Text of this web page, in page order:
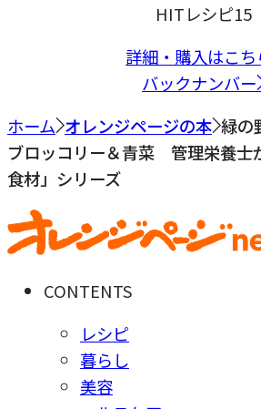
HITレシピ15
詳細・購入はこち
バックナンバー
ホーム オレンジページの本 緑の
ブロッコリー＆青菜 管理栄養士
食材」シリーズ
CONTENTS
レシピ
暮らし
美容